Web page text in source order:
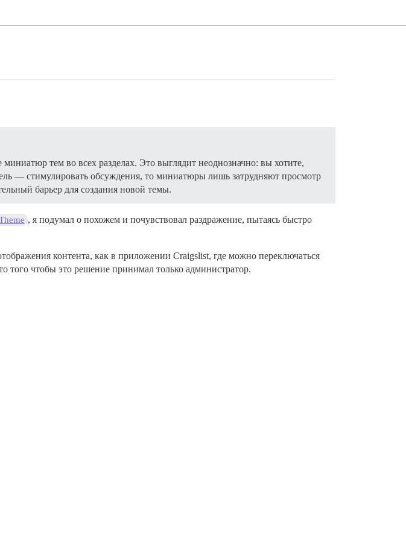
тем во всех разделах. Это выглядит неоднозначно: вы хотите,
— стимулировать обсуждения, то миниатюры лишь затрудняют просмотр
барьер для создания новой темы.
, я подумал о похожем и почувствовал раздражение, пытаясь быстро
контента, как в приложении Craigslist, где можно переключаться
того чтобы это решение принимал только администратор.